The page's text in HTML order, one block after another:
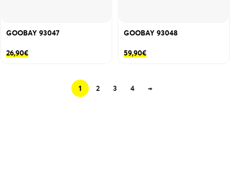
GOOBAY 93047
26,90€
GOOBAY 93048
59,90€
1 2 3 4 →